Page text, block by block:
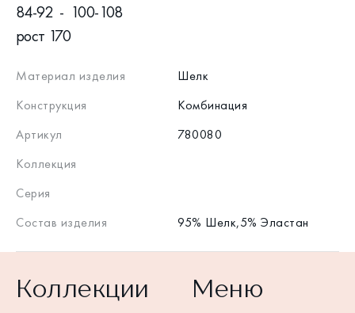
84-92 - 100-108
рост 170
Материал изделия
Шелк
Конструкция
Комбинация
Артикул
780080
Коллекция
Серия
Состав изделия
95% Шелк,5% Эластан
Коллекции Меню